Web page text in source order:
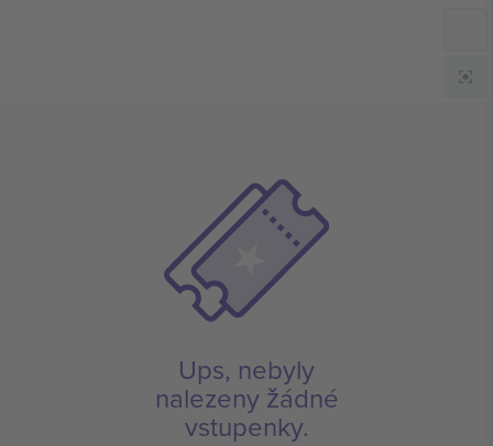
Ups, nebyly
nalezeny žádné
vstupenky.